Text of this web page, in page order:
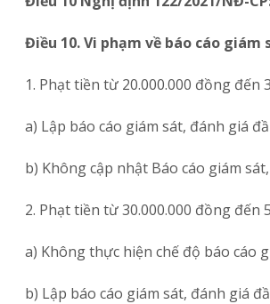
Điều 10. Vi phạm về báo cáo
1. Phạt tiền từ 20.000.000 đồng đến
a) Lập báo cáo giám sát, đánh giá
b) Không cập nhật Báo cáo giám
2. Phạt tiền từ 30.000.000 đồng đến
a) Không thực hiện chế độ báo cáo
b) Lập báo cáo giám sát, đánh giá